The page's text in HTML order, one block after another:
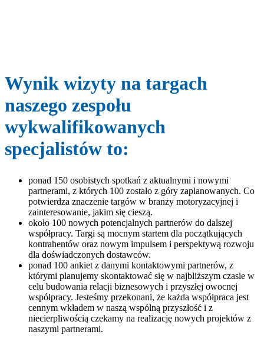
Wynik wizyty na targach
naszego zespołu
wykwalifikowanych
specjalistów to:
ponad 150 osobistych spotkań z aktualnymi i nowymi
partnerami, z których 100 zostało z góry zaplanowanych. Co
potwierdza znaczenie targów w branży motoryzacyjnej i
zainteresowanie, jakim się cieszą.
około 100 nowych potencjalnych partnerów do dalszej
współpracy. Targi są mocnym startem dla początkujących
kontrahentów oraz nowym impulsem i perspektywą rozwoju
dla doświadczonych dostawców.
ponad 100 ankiet z danymi kontaktowymi partnerów, z
którymi planujemy skontaktować się w najbliższym czasie w
celu budowania relacji biznesowych i przyszłej owocnej
współpracy. Jesteśmy przekonani, że każda współpraca jest
cennym wkładem w naszą wspólną przyszłość i z
niecierpliwością czekamy na realizację nowych projektów z
naszymi partnerami.